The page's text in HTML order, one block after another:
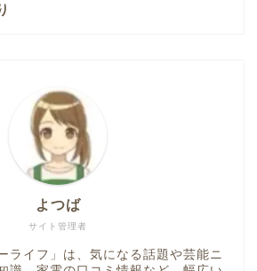
サイト管理者
よつば
ライフ」は、気になる話題や芸能ニ